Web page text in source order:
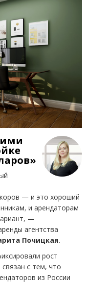
— и это хороший
и арендаторам
—
агентства
Почицкая.
рост
с тем, что
из России